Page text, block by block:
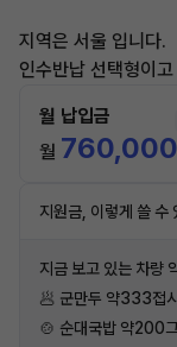
지역은 서울 입니다.
인수반납 선택형이
월 납입금
월 760,000
지원금, 이렇게 쓸 수
지금 보고 있는 차량
🥟 군만두 약333접시
🍲 순대국밥 약200